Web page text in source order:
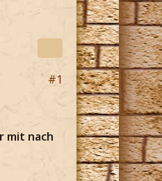
#1
mit nach